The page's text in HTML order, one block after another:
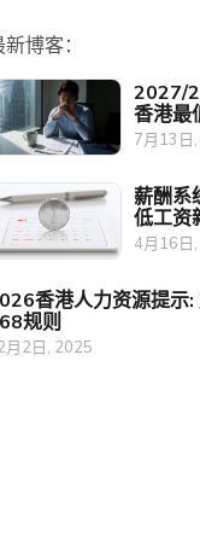
博客：
2027/
香港最
7月13日
薪酬系
低工资
4月16日
香港人力资源提示
规则
月2日, 2025